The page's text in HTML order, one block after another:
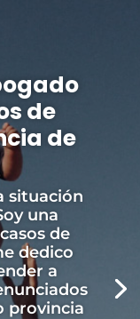
de
de
situación
una
de
dedico
a
provincia